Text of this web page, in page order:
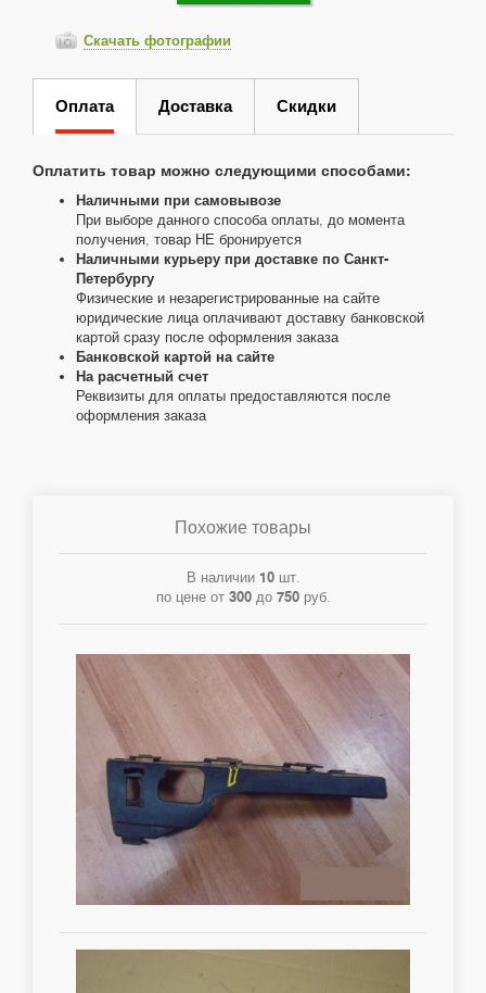
Скачать фотографии
Оплата Доставка Скидки
Оплатить товар можно следующими способами:
Наличными при самовывозе
При выборе данного способа оплаты, до момента
получения, товар НЕ бронируется
Наличными курьеру при доставке по Санкт-
Петербургу
Физические и незарегистрированные на сайте
юридические лица оплачивают доставку банковской
картой сразу после оформления заказа
Банковской картой на сайте
На расчетный счет
Реквизиты для оплаты предоставляются после
оформления заказа
Похожие товары
В наличии 10шт.
по цене от 300до 750руб.